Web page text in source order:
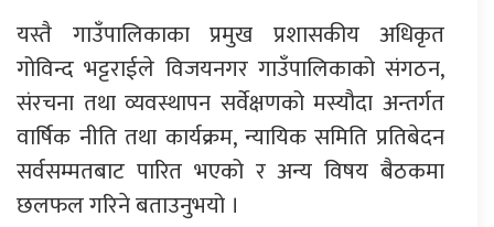
यस्तै गाउँपालिकाका प्रमुख प्रशासकीय अधिकृत
गोविन्द भट्टराईले विजयनगर गाउँपालिकाको संगठन,
संरचना तथा व्यवस्थापन सर्वेक्षणको मस्यौदा अन्तर्गत
वार्षिक नीति तथा कार्यक्रम, न्यायिक समिति प्रतिबेदन
सर्वसम्मतबाट पारित भएको र अन्य विषय बैठकमा
छलफल गरिने बताउनुभयो ।